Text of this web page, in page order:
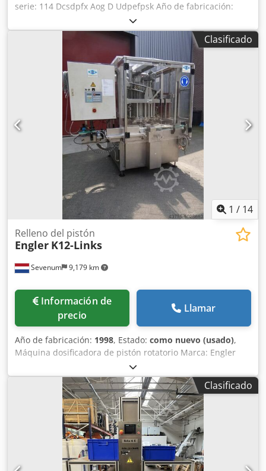
serie: 114 Dcsdpfx Aog D Udpefpsk Año de fabricación:
Clasificado
1 / 14
Sevenum 9,179 km
Relleno del pistón
Engler K12-Links
Información de
precio
Llamar
Año de fabricación: 1998, Estado: como nuevo (usado),
Máquina dosificadora de pistón rotatorio Marca: Engler
Dcedpfxjg D Un Dj Afpsk Modelo: K12, lado izquierdo
Estructura: Totalmente de acero inoxidable Volumen de
llenado ajustable hasta 550 ml Capacidad: Hasta 7.500
botellas por hora Alimentación eléctrica: 380 voltios - 50 Hz
- 4,5 kW Dimensiones: Largo x Ancho x Alto = 2.500 x 2.100
x 2.500 mm Peso: 1.250 kg Características: Altura de la
botella y volumen de llenado ajustables Incluye banda
transportadora Depósito central de producto con control
de nivel
Clasificado